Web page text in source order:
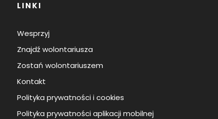
LINKI
Wesprzyj
Znajdź wolontariusza
Zostań wolontariuszem
Kontakt
Polityka prywatności i cookies
Polityka prywatności aplikacji mobilnej